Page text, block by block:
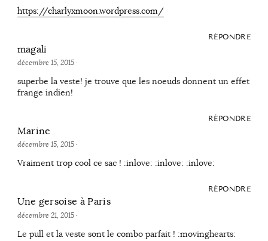
https://charlyxmoon.wordpress.com/
RÉPONDRE
magali
décembre 15, 2015·
superbe la veste! je trouve que les noeuds donnent un effet
frange indien!
RÉPONDRE
Marine
décembre 15, 2015·
Vraiment trop cool ce sac ! :inlove: :inlove: :inlove:
RÉPONDRE
Une gersoise à Paris
décembre 21, 2015·
Le pull et la veste sont le combo parfait ! :movinghearts: